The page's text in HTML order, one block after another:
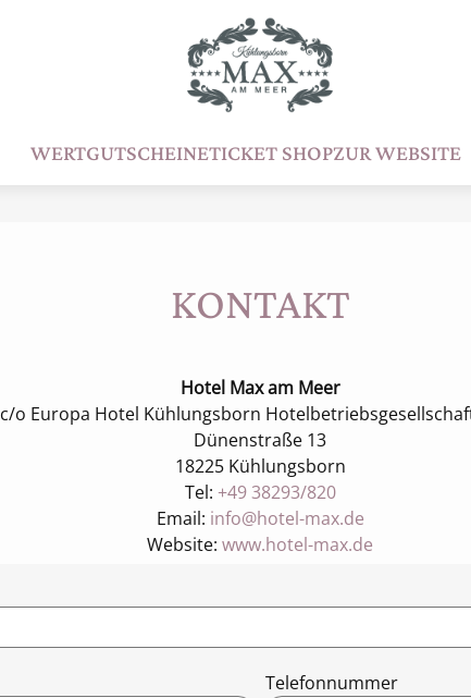
WERTGUTSCHEINETICKET SHOPZUR WEBSITE
KONTAKT
Hotel Max am Meer
c/o Europa Hotel Kühlungsborn
Dünenstraße 13
18225 Kühlungsborn
Tel: +49 38293/820
Email: info@hotel-max.de
Website: www.hotel-max.de
Telefonnummer